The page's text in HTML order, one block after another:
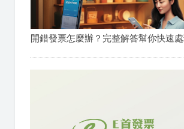
開錯發票怎麼辦？完整解答幫你快速處